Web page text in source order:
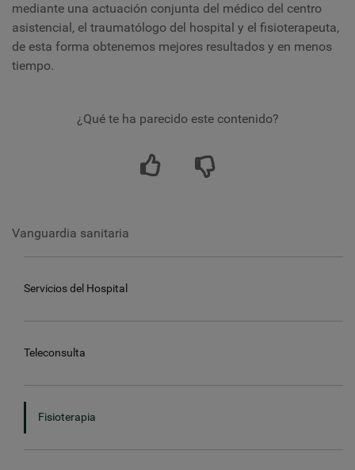
mediante una actuación conjunta del médico del centro
asistencial, el traumatólogo del hospital y el fisioterapeuta,
de esta forma obtenemos mejores resultados y en menos
tiempo.
¿Qué te ha parecido este contenido?
Vanguardia sanitaria
Servicios del Hospital
Teleconsulta
Fisioterapia